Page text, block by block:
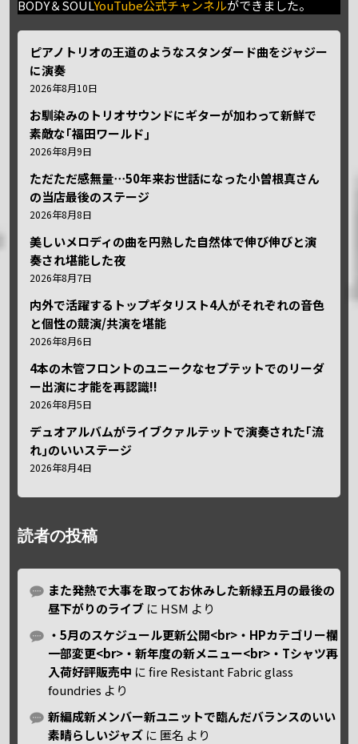
BODY＆SOULYouTube公式チャンネルができました。
ピアノトリオの王道のようなスタンダード曲をジャジー
に演奏
2026年8月10日
お馴染みのトリオサウンドにギターが加わって新鮮で
素敵な｢福田ワールド｣
2026年8月9日
ただただ感無量⋯50年来お世話になった小曽根真さん
の当店最後のステージ
2026年8月8日
美しいメロディの曲を円熟した自然体で伸び伸びと演
奏され堪能した夜
2026年8月7日
内外で活躍するトップギタリスト4人がそれぞれの音色
と個性の競演/共演を堪能
2026年8月6日
4本の木管フロントのユニークなセプテットでのリーダ
ー出演に才能を再認識!!
2026年8月5日
デュオアルバムがライブクァルテットで演奏された｢流
れ｣のいいステージ
2026年8月4日
読者の投稿
また発熱で大事を取ってお休みした新緑五月の最後の
昼下がりのライブ に HSM より
・5月のスケジュール更新公開<br>・HPカテゴリー欄
一部変更<br>・新年度の新メニュー<br>・Tシャツ再
入荷好評販売中 にfire Resistant Fabric glass
foundries より
新編成新メンバー新ユニットで臨んだバランスのいい
素晴らしいジャズ に 匿名 より